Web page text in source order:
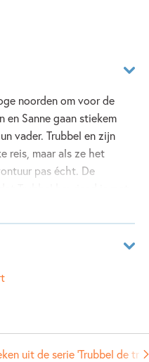
noorden om voor de
en Sanne gaan stiekem
vader. Trubbel en zijn
reis, maar als ze het
pas écht. De
trollenregels. Als straf
het zwaard stelen van
eh... Dinges.
uit de serie 'Trubbel de trol'